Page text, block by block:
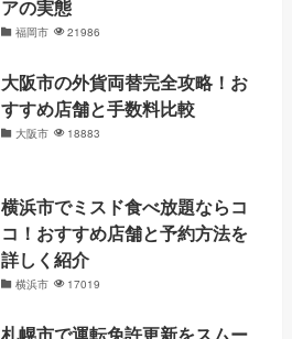
アの実態
福岡市 21986
大阪市の外貨両替完全攻略！お
すすめ店舗と手数料比較
大阪市 18883
横浜市でミスド食べ放題ならコ
コ！おすすめ店舗と予約方法を
詳しく紹介
横浜市 17019
札幌市で運転免許更新をスムー